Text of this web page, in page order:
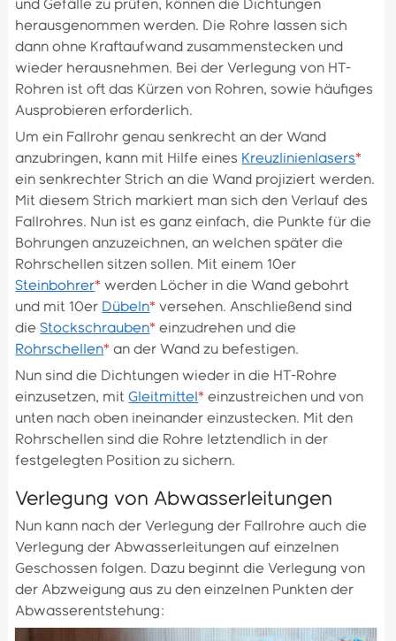
und Gefälle zu prüfen, können die Dichtungen
herausgenommen werden. Die Rohre lassen sich
dann ohne Kraftaufwand zusammenstecken und
wieder herausnehmen. Bei der Verlegung von HT-
Rohren ist oft das Kürzen von Rohren, sowie häufiges
Ausprobieren erforderlich.
Um ein Fallrohr genau senkrecht an der Wand
anzubringen, kann mit Hilfe eines Kreuzlinienlasers*
ein senkrechter Strich an die Wand projiziert werden.
Mit diesem Strich markiert man sich den Verlauf des
Fallrohres. Nun ist es ganz einfach, die Punkte für die
Bohrungen anzuzeichnen, an welchen später die
Rohrschellen sitzen sollen. Mit einem 10er
Steinbohrer* werden Löcher in die Wand gebohrt
und mit 10er Dübeln* versehen. Anschließend sind
dieStockschrauben* einzudrehen und die
Rohrschellen* an der Wand zu befestigen.
Nun sind die Dichtungen wieder in die HT-Rohre
einzusetzen, mitGleitmittel* einzustreichen und von
unten nach oben ineinander einzustecken. Mit den
Rohrschellen sind die Rohre letztendlich in der
festgelegten Position zu sichern.
Verlegung von Abwasserleitungen
Nun kann nach der Verlegung der Fallrohre auch die
Verlegung der Abwasserleitungen auf einzelnen
Geschossen folgen. Dazu beginnt die Verlegung von
der Abzweigung aus zu den einzelnen Punkten der
Abwasserentstehung: